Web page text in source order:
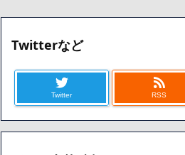
Twitterなど
Twitter RSS